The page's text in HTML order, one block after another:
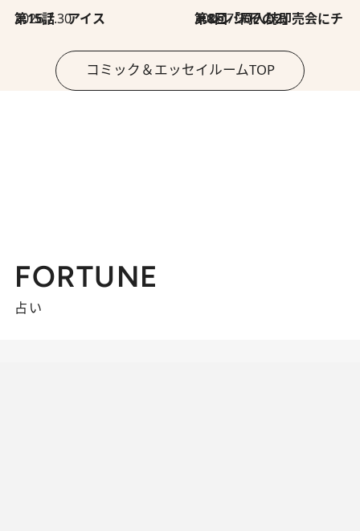
2026.7.30
第15話 アイス 2026.7.30
第8回「同人誌即売会にチャレンジ その2」
コミック＆エッセイルームTOP
FORTUNE
占い